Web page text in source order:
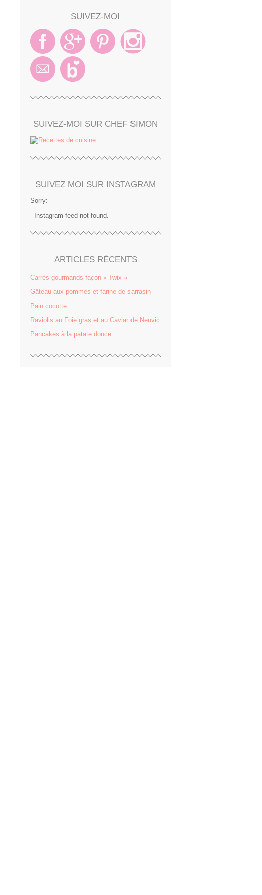
SUIVEZ-MOI
SUIVEZ-MOI SUR CHEF SIMON
SUIVEZ MOI SUR INSTAGRAM
Sorry:
- Instagram feed not found.
ARTICLES RÉCENTS
Carrés gourmands façon « Twix »
Gâteau aux pommes et farine de sarrasin
Pain cocotte
Raviolis au Foie gras et au Caviar de Neuvic
Pancakes à la patate douce